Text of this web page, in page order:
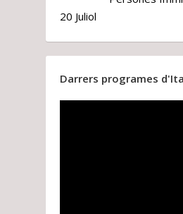
20 Juliol
Darrers programes